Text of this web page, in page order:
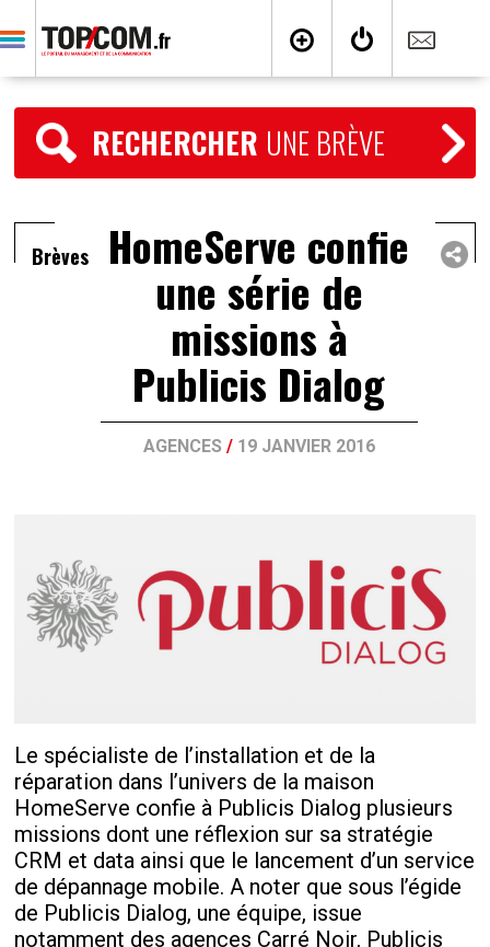
RECHERCHER UNE BRÈVE
Brèves HomeServe confie
une série de
missions à
Publicis Dialog
AGENCES / 19 JANVIER 2016
Le spécialiste de l’installation et de la
réparation dans l’univers de la maison
HomeServe confie à Publicis Dialog plusieurs
missions dont une réflexion sur sa stratégie
CRM et data ainsi que le lancement d’un service
de dépannage mobile. A noter que sous l’égide
de Publicis Dialog, une équipe, issue
notamment des agences Carré Noir, Publicis